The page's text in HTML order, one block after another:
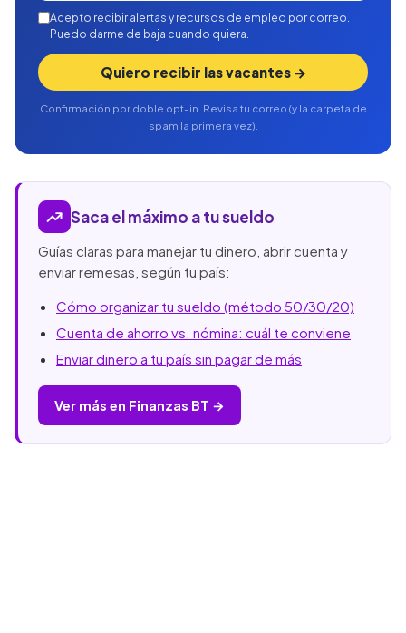
Acepto recibir alertas y recursos de empleo por correo.
Puedo darme de baja cuando quiera.
Quiero recibir las vacantes →
Confirmación por doble opt-in. Revisa tu correo (y la carpeta de
spam la primera vez).
Saca el máximo a tu sueldo
Guías claras para manejar tu dinero, abrir cuenta y
enviar remesas, según tu país:
Cómo organizar tu sueldo (método 50/30/20)
Cuenta de ahorro vs. nómina: cuál te conviene
Enviar dinero a tu país sin pagar de más
Ver más en Finanzas BT →